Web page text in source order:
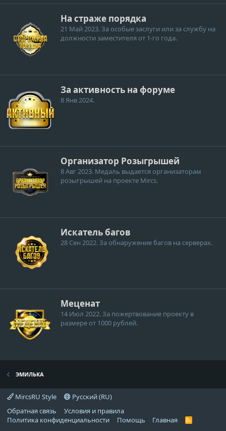
На страже порядка
21 Май 2023. За особые заслуги или за службу на
должности заместителя от 1-го года.
За активность на форуме
8 Янв 2024.
Организатор Розыгрышей
8 Авг 2023. Медаль выдается организаторам
розыгрышей на проекте Mircs.
Искатель багов
28 Сен 2022. За обнаружение багов на серверах.
Меценат
14 Июл 2022. За пожертвование проекту в
размере от 1000 рублей.
ЭМИЛЬКА
MircsRU Style
Русский (RU)
Обратная связь
Условия и правила
Политика конфиденциальности
Помощь Главная
R